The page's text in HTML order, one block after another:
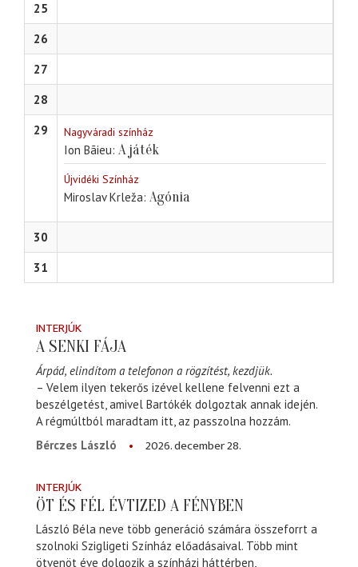
25
26
27
28
29
Nagyváradi színház
Ion Bãieu A játék
Újvidéki Színház
Miroslav Krleža Agónia
30
31
INTERJÚK
A SENKI FÁJA
Árpád, elindítom a telefonon a rögzítést, kezdjük.
– Velem ilyen tekerős izével kellene felvenni ezt a
beszélgetést, amivel Bartókék dolgoztak annak idején.
A régmúltból maradtam itt, az passzolna hozzám.
Bérczes László
2026. december 28.
INTERJÚK
ÖT ÉS FÉL ÉVTIZED A FÉNYBEN
László Béla neve több generáció számára összeforrt a
szolnoki Szigligeti Színház előadásaival. Több mint
ötvenöt éve dolgozik a színházi háttérben,